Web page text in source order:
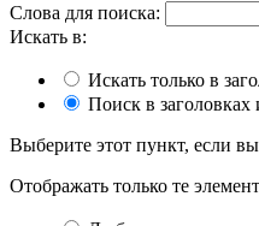
Слова для поиска:
Искать в:
Искать только в
Поиск в заголовках
Выберите этот пункт, если вы
Отображать только те